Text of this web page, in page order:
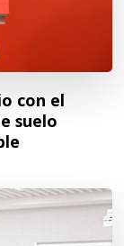
con el
suelo